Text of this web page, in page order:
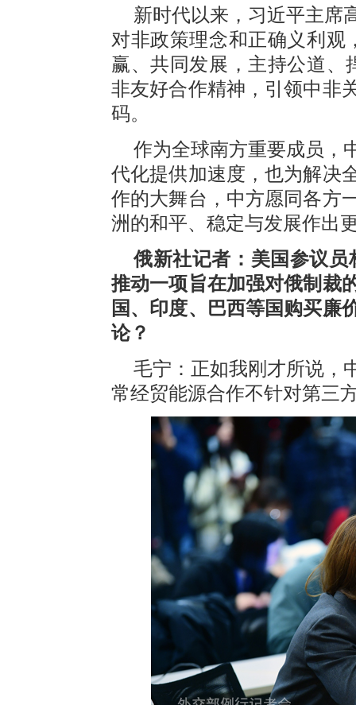
新时代以来，习近平主席
对非政策理念和正确义利观
赢、共同发展，主持公道、
非友好合作精神，引领中非
码。
作为全球南方重要成员，
代化提供加速度，也为解决
作的大舞台，中方愿同各方
洲的和平、稳定与发展作出
俄新社记者：美国参议员
推动一项旨在加强对俄制裁
国、印度、巴西等国购买廉
论？
毛宁：正如我刚才所说，
常经贸能源合作不针对第三